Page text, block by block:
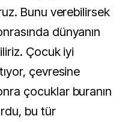
Bunu verebilirsek
dünyanın
Çocuk iyi
çevresine
çocuklar buranın
bu tür